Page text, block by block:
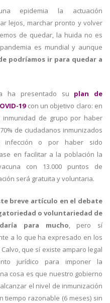
epidemia la actuación
lejos, marchar pronto y volver
de quedar, la huida no es
es mundial y aunque
podríamos ir para quedar a
ha presentado su plan de
19con un objetivo claro: en
inmunidad de grupo por haber
de ciudadanos inmunizados
o por haber sido
en facilitar a la población la
con 13.000 puntos de
será gratuita y voluntaria.
breve artículo en el debate
o voluntariedad de
para mucho, pero sí
a lo que ha expresado en los
que sí existe amparo legal
jurídico para imponer la
cosa es que nuestro gobierno
el nivel de inmunización
tiempo razonable (6 meses) sin